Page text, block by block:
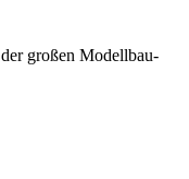
großen Modellbau-